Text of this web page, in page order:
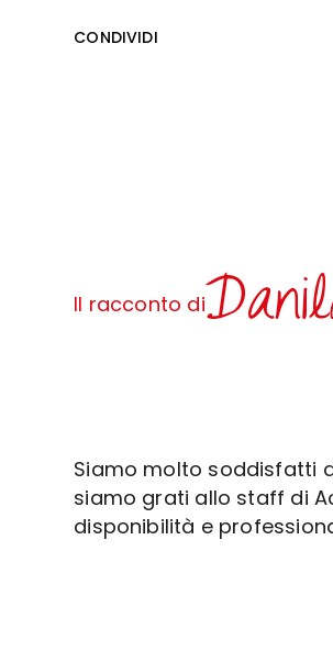
CONDIVIDI
Il racconto di
Siamo molto soddisfatti
siamo grati allo staff di
disponibilità e